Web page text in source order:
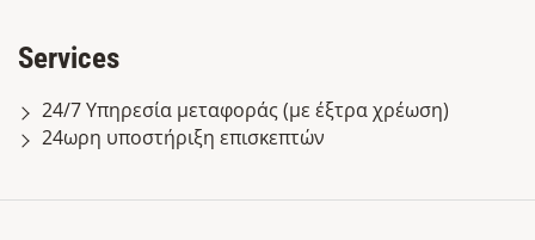
Services
24/7 Υπηρεσία μεταφοράς (με έξτρα χρέωση)
24ωρη υποστήριξη επισκεπτών